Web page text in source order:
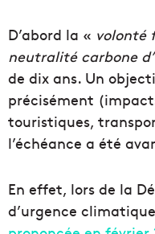
D’abord la « volonté
neutralité carbone
de dix ans. Un
précisément
touristiques,
l’échéance a été
En effet, lors de la
d’urgence